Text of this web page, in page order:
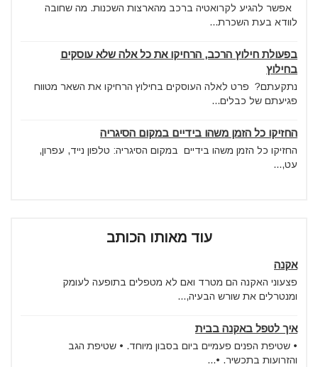
אפשר להגיע לקרואטיה ברכב מהארצות השכנות. מה שחובה
לוודא בעת השכרת...
בפעולת חילוץ הרכב, הרחיקו את כל אלה שלא עוסקים
בחילוץ
נתקעתם? פרט לאלה העוסקים בחילוץ הרחיקו את השאר מטווח
פגיעתם של כבלים...
החזיקו כל הזמן משהו בידיים במקום הסיגריה
החזיקו כל הזמן משהו בידיים במקום הסיגריה: טלפון נייד, עפרון,
עט,...
עוד מאותו הכותב
אקנה
פצעוני האקנה הם מטרד ואם לא מטפלים בתופעה לעומק
ומנטרלים את שורש הבעיה,...
איך לטפל באקנה בבית
• שטיפת הפנים פעמיים ביום בסבון מיוחד. • שטיפת הגב
והזרועות בתכשיר. •...